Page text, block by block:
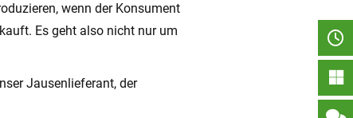
wenn der Konsument
Es geht also nicht nur um
Jausenlieferant, der